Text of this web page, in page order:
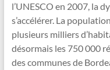
l’UNESCO en 2007, la
s’accélérer. La
plusieurs milliers
désormais les 750 000
des communes de